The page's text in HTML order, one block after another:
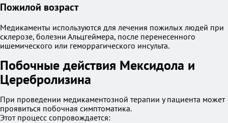
Пожилой возраст
Медикаменты используются для лечения пожилых людей при
склерозе, болезни Альцгеймера, после перенесенного
ишемического или геморрагического инсульта.
Побочные действия Мексидола и
Церебролизина
При проведении медикаментозной терапии у пациента может
проявиться побочная симптоматика.
Этот процесс сопровождается: